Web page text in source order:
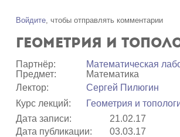
Войдите, чтобы отправлять комментарии
Геометрия и
Партнёр:
Математичеcкая
Предмет:
Математика
Лектор:
Сергей Пилюгин
Курс лекций:
Геометрия и
Дата записи:
21.02.17
Дата публикации:
03.03.17